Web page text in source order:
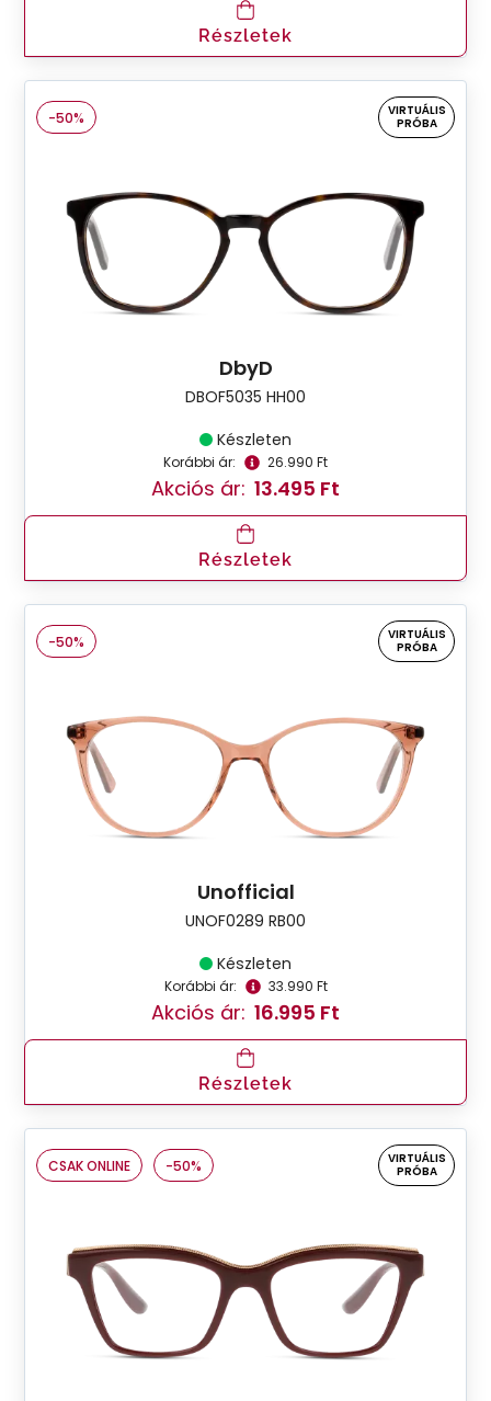
Részletek
-50%
VIRTUÁLIS
PRÓBA
DbyD
DBOF5035 HH00
Készleten
Korábbi ár: 26.990 Ft
Akciós ár: 13.495 Ft
Részletek
-50%
VIRTUÁLIS
PRÓBA
Unofficial
UNOF0289 RB00
Készleten
Korábbi ár: 33.990 Ft
Akciós ár: 16.995 Ft
Részletek
CSAK ONLINE -50%
VIRTUÁLIS
PRÓBA